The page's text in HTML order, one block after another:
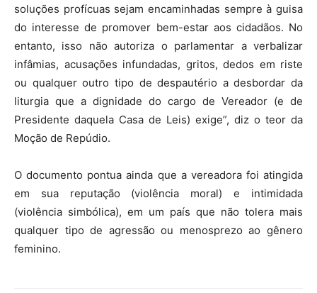
soluções profícuas sejam encaminhadas sempre à guisa
do interesse de promover bem-estar aos cidadãos. No
entanto, isso não autoriza o parlamentar a verbalizar
infâmias, acusações infundadas, gritos, dedos em riste
ou qualquer outro tipo de despautério a desbordar da
liturgia que a dignidade do cargo de Vereador (e de
Presidente daquela Casa de Leis) exige”, diz o teor da
Moção de Repúdio.
O documento pontua ainda que a vereadora foi atingida
em sua reputação (violência moral) e intimidada
(violência simbólica), em um país que não tolera mais
qualquer tipo de agressão ou menosprezo ao gênero
feminino.